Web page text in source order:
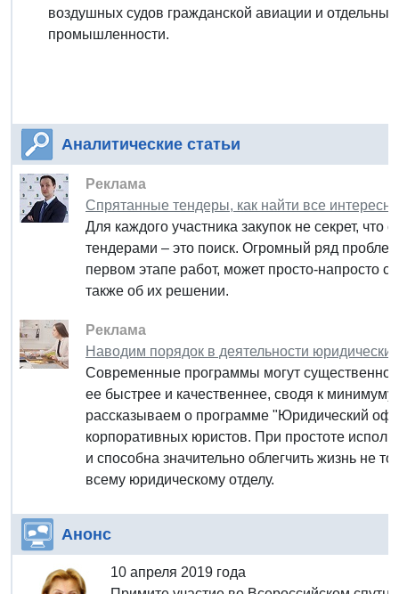
воздушных судов гражданской авиации и
промышленности.
Аналитические статьи
Реклама
Спрятанные тендеры, как найти все
Для каждого участника закупок не секрет,
тендерами – это поиск. Огромный ряд
первом этапе работ, может просто-напросто
также об их решении.
Реклама
Наводим порядок в деятельности
Современные программы могут существенно
ее быстрее и качественнее, сводя к
рассказываем о программе "Юридический
корпоративных юристов. При простоте
и способна значительно облегчить жизнь не
всему юридическому отделу.
Анонс
10 апреля 2019 года